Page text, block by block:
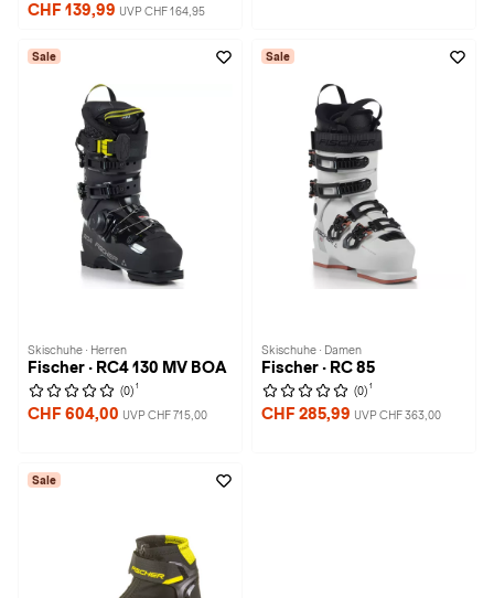
CHF 139,99 UVP CHF 164,95
Sale
Skischuhe · Herren
Fischer · RC4 130 MV BOA
(0) 1
CHF 604,00 UVP CHF 715,00
Sale
Skischuhe · Damen
Fischer · RC 85
(0) 1
CHF 285,99 UVP CHF 363,00
Sale